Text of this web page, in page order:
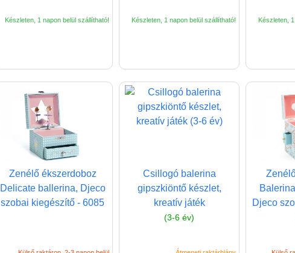
Készleten, 1 napon belül szállítható! Készleten, 1 napon belül szállítható! Készleten,
Zenélő ékszerdoboz
Delicate ballerina, Djeco
szobai kiegészítő - 6085
Csillogó balerina
gipszkiöntő készlet,
kreatív játék
(3-6 év)
Djeco